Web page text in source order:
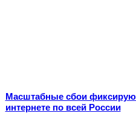
Масштабные сбои
интернете по всей России